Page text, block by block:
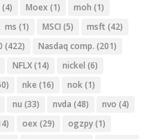
(4) Moex (1) moh (1)
ms (1) MSCI (5) msft (42)
(422) Nasdaq comp. (201)
NFLX(14) nickel (6)
nke (16) nok(1)
nu (33) nvda (48) nvo (4)
oex (29) ogzpy(1)